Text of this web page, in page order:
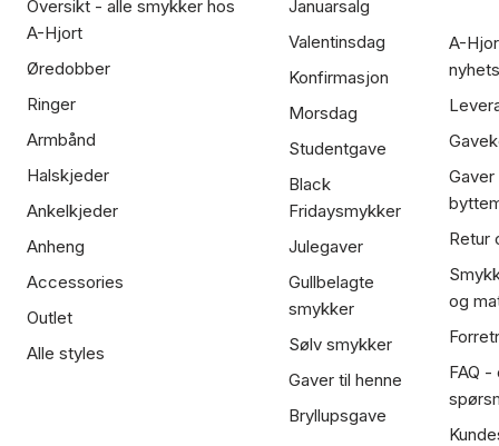
Oversikt - alle smykker hos
A-Hjort
Øredobber
Ringer
Armbånd
Halskjeder
Ankelkjeder
Anheng
Accessories
Outlet
Alle styles
Januarsalg
Valentinsdag
Konfirmasjon
Morsdag
Studentgave
Black
Fridaysmykker
Julegaver
Gullbelagte
smykker
Sølv smykker
Gaver til henne
Bryllupsgave
A-
Retur
og
FAQ